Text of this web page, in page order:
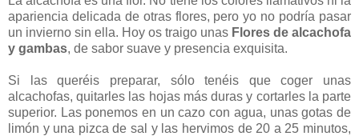
apariencia delicada de otras flores, pero yo no podría pasar
un invierno sin ella. Hoy os traigo unas Flores de alcachofa
y gambas, de sabor suave y presencia exquisita.
Si las queréis preparar, sólo tenéis que coger unas
alcachofas, quitarles las hojas más duras y cortarles la parte
superior. Las ponemos en un cazo con agua, unas gotas de
limón y una pizca de sal y las hervimos de 20 a 25 minutos,